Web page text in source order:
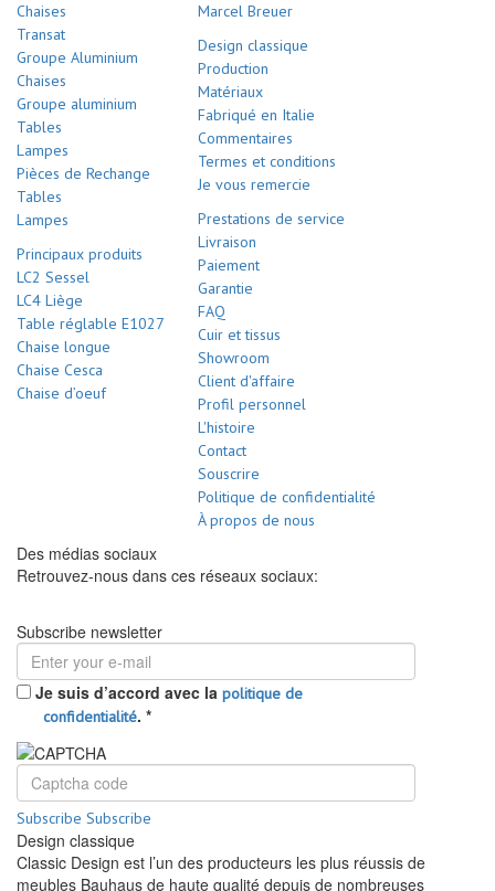
Chaises
Transat
Groupe Aluminium
Chaises
Groupe aluminium
Tables
Lampes
Pièces de Rechange
Tables
Lampes
Principaux produits
LC2 Sessel
LC4 Liège
Table réglable E1027
Chaise longue
Chaise Cesca
Chaise d’oeuf
Marcel Breuer
Design classique
Production
Matériaux
Fabriqué en Italie
Commentaires
Termes et conditions
Je vous remercie
Prestations de service
Livraison
Paiement
Garantie
FAQ
Cuir et tissus
Showroom
Client d'affaire
Profil personnel
L'histoire
Contact
Souscrire
Politique de confidentialité
À propos de nous
Des médias sociaux
Retrouvez-nous dans ces réseaux sociaux:
Subscribe newsletter
Je suis d’accord avec la politique de
confidentialité. *
Subscribe Subscribe
Design classique
Classic Design est l’un des producteurs les plus réussis de
meubles Bauhaus de haute qualité depuis de nombreuses